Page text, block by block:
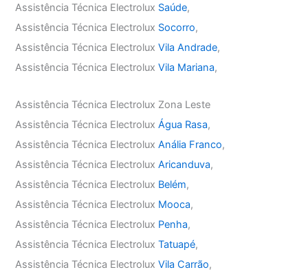
Assistência Técnica Electrolux Saúde,
Assistência Técnica Electrolux Socorro,
Assistência Técnica ElectroluxVila Andrade,
Assistência Técnica ElectroluxVila Mariana,
Assistência Técnica Electrolux Zona Leste
Assistência Técnica ElectroluxÁgua Rasa,
Assistência Técnica ElectroluxAnália Franco,
Assistência Técnica ElectroluxAricanduva,
Assistência Técnica Electrolux Belém,
Assistência Técnica Electrolux Mooca,
Assistência Técnica Electrolux Penha,
Assistência Técnica ElectroluxTatuapé,
Assistência Técnica ElectroluxVila Carrão,